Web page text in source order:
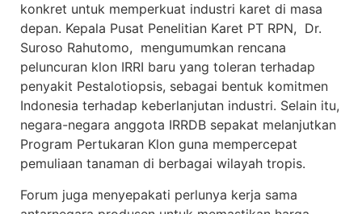
konkret untuk memperkuat industri karet di masa
depan. Kepala Pusat Penelitian Karet PT RPN, Dr.
Suroso Rahutomo, mengumumkan rencana
peluncuran klon IRRI baru yang toleran terhadap
penyakit Pestalotiopsis, sebagai bentuk komitmen
Indonesia terhadap keberlanjutan industri. Selain itu,
negara-negara anggota IRRDB sepakat melanjutkan
Program Pertukaran Klon guna mempercepat
pemuliaan tanaman di berbagai wilayah tropis.
Forum juga menyepakati perlunya kerja sama